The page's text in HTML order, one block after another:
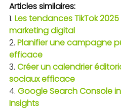
Articles similaires:
Les tendances TikTok
marketing digital
Planifier une campagne
efficace
Créer un calendrier
sociaux efficace
Google Search Console
Insights